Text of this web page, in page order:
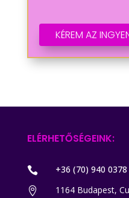
KÉREM AZ
ELÉRHETŐSÉGEINK:
 +36 (70) 940 0378
 1164 Budapest,